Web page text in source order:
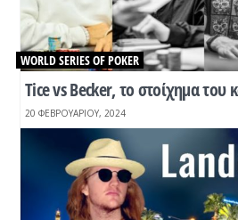
Tice vs Becker, το στοίχημα του
WORLD SERIES OF POKER
20 ΦΕΒΡΟΥΑΡΊΟΥ, 2024